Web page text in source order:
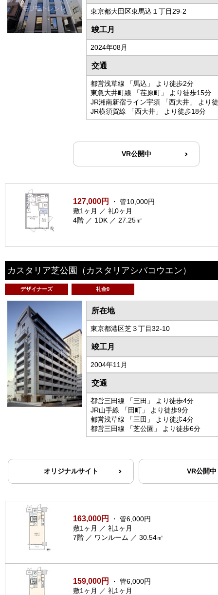
東京都大田区東馬込１丁目29-2
竣工月
2024年08月
交通
都営浅草線 「馬込」 より徒歩2分
東急大井町線 「荏原町」 より徒歩15分
JR湘南新宿ライン宇須 「西大井」 より
JR横須賀線 「西大井」 より徒歩18分
VR公開中
127,000円
・ 管10,000円
敷1ヶ月 ／ 礼0ヶ月
4階 ／ 1DK ／ 27.25㎡
カスタリア芝公園 （カスタリアシバコウエン）
デザイナーズ 礼金0
所在地
東京都港区芝３丁目32-10
竣工月
2004年11月
交通
都営三田線 「三田」 より徒歩4分
JR山手線 「田町」 より徒歩9分
都営浅草線 「三田」 より徒歩4分
都営三田線 「芝公園」 より徒歩6分
オリジナルサイト VR公開中
163,000円
・ 管6,000円
敷1ヶ月 ／ 礼1ヶ月
7階 ／ ワンルーム ／ 30.54㎡
159,000円
・ 管6,000円
敷1ヶ月 ／ 礼1ヶ月